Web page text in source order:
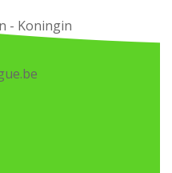
- Koningin